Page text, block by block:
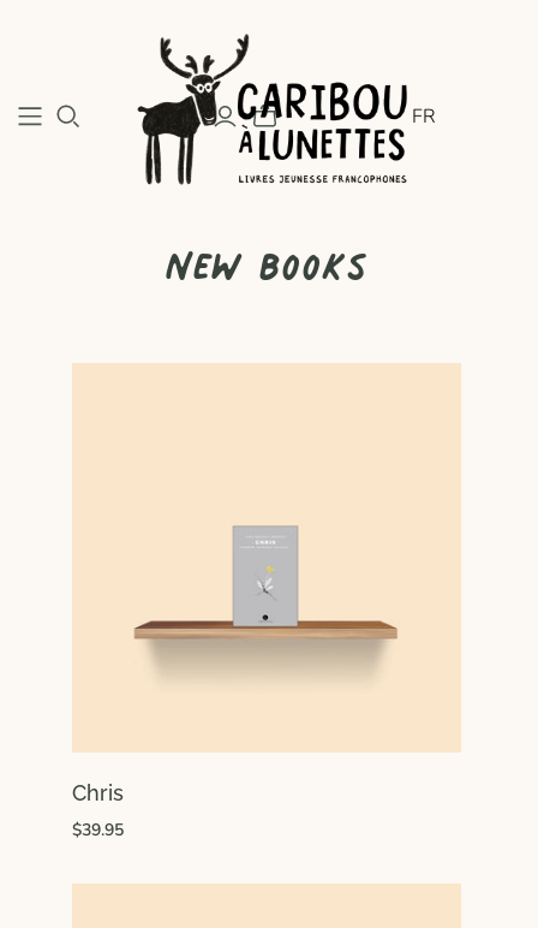
FR
New books
Chris
$39.95